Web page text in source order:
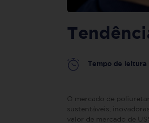
Tempo de leitura
O mercado de
sustentáveis,
valor de mercado de